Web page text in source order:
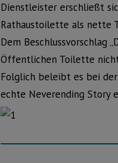
Dienstleister erschließt
Rathaustoilette als nette
Dem Beschlussvorschlag
Öffentlichen Toilette
Folglich beleibt es bei
echte Neverending Story